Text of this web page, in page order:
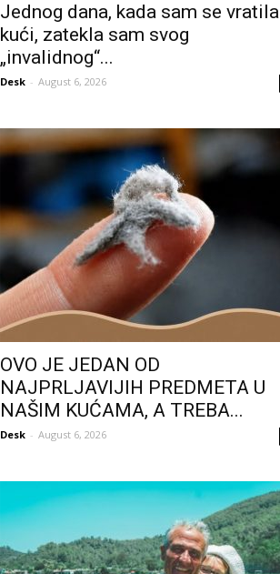
Jednog dana, kada sam se vratila
kući, zatekla sam svog
„invalidnog“...
Desk - August 6, 2026
OVO JE JEDAN OD
NAJPRLJAVIJIH PREDMETA U
NAŠIM KUĆAMA, A TREBA...
Desk - August 6, 2026